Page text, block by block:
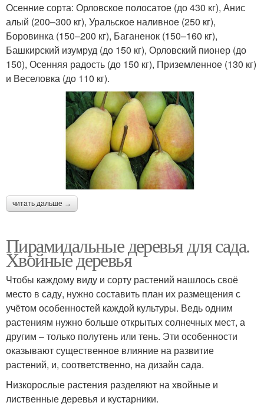
Осенние сорта: Орловское полосатое (до 430 кг), Анис
алый (200–300 кг), Уральское наливное (250 кг),
Боровинка (150–200 кг), Баганенок (150–160 кг),
Башкирский изумруд (до 150 кг), Орловский пионер (до
150), Осенняя радость (до 150 кг), Приземленное (130 кг)
и Веселовка (до 110 кг).
читать дальше →
Пирамидальные деревья для сада.
Хвойные деревья
Чтобы каждому виду и сорту растений нашлось своё
место в саду, нужно составить план их размещения с
учётом особенностей каждой культуры. Ведь одним
растениям нужно больше открытых солнечных мест, а
другим – только полутень или тень. Эти особенности
оказывают существенное влияние на развитие
растений, и, соответственно, на дизайн сада.
Низкорослые растения разделяют на хвойные и
лиственные деревья и кустарники.